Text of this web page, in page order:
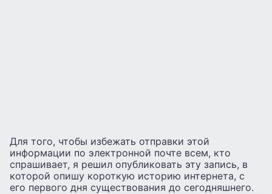
Для того, чтобы избежать отправки этой
информации по электронной почте всем, кто
спрашивает, я решил опубликовать эту запись, в
которой опишу короткую историю интернета, с
его первого дня существования до сегодняшнего.